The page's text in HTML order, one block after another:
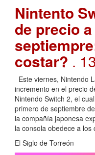
Nintento
de precio
costar?.
Este viernes, Nintendo
incremento en el precio
Nintendo Switch 2, el
primero de septiembre
la compañía japonesa
la consola obedece a
El Siglo de Torreón